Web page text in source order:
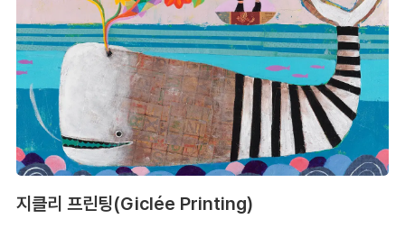
지클리 프린팅(Giclée Printing)